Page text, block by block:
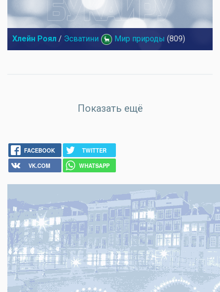
Хлейн Роял / Эсватини Мир природы (809)
Показать ещё
FACEBOOK
TWITTER
VK.COM
WHATSAPP